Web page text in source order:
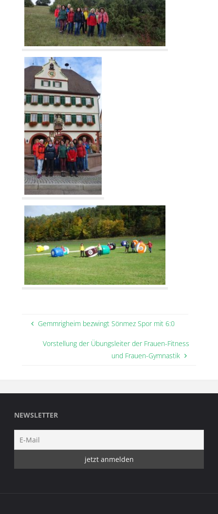
Gemmrigheim bezwingt Sönmez Spor mit 6:0
Vorstellung der Übungsleiter der Frauen-Fitness
und Frauen-Gymnastik
NEWSLETTER